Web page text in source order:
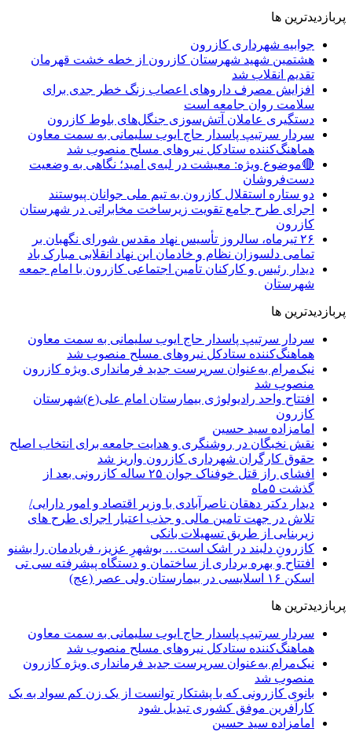
پربازدیدترین ها
جوابیه شهرداری کازرون
هشتمین شهید شهرستان کازرون از خطه خشت قهرمان
تقدیم انقلاب شد
افزایش مصرف داروهای اعصاب زنگ خطر جدی برای
سلامت روان جامعه است
دستگیری عاملان آتش‌سوزی جنگل‌های بلوط کازرون
سردار سرتیپ پاسدار حاج ایوب سلیمانی به سمت معاون
هماهنگ‌کننده ستادکل نیروهای مسلح منصوب شد
🔴موضوع ویژه: معیشت در لبه‌ی امید؛ نگاهی به وضعیت
دست‌فروشان
دو ستاره استقلال کازرون به تیم ملی جوانان پیوستند
اجرای طرح جامع تقویت زیرساخت مخابراتی در شهرستان
کازرون
۲۶ تیرماه، سالروز تأسیس نهاد مقدس شورای نگهبان بر
تمامی دلسوزان نظام و خادمان این نهاد انقلابی مبارک باد
دیدار رئیس و کارکنان تأمین اجتماعی کازرون با امام جمعه
شهرستان
پربازدیدترین ها
سردار سرتیپ پاسدار حاج ایوب سلیمانی به سمت معاون
هماهنگ‌کننده ستادکل نیروهای مسلح منصوب شد
نیک‌مرام به‌عنوان سرپرست جدید فرمانداری ویژه کازرون
منصوب شد
افتتاح واحد رادیولوژی بیمارستان امام علی(ع)شهرستان
کازرون
امامزاده سید حسین
نقش نخبگان در روشنگری و هدایت‌ جامعه برای انتخاب اصلح
حقوق کارگران شهرداری کازرون واریز شد
افشای راز قتل خوفناک جوان ۲۵ ساله کازرونی بعد از
گذشت ۵ماه
دیدار دکتر دهقان ناصرآبادی با وزیر اقتصاد و امور دارایی/
تلاش در جهت تامین مالی و جذب اعتبار اجرای طرح های
زیربنایی از طریق تسهیلات بانکی
کازرونِ دلبند در اشک است… بوشهرِ عزیز، فریادمان را بشنو
افتتاح و بهره برداری از ساختمان و دستگاه پیشرفته سی تی
اسکن ۱۶ اسلایسی در بیمارستان ولی عصر (عج)
پربازدیدترین ها
سردار سرتیپ پاسدار حاج ایوب سلیمانی به سمت معاون
هماهنگ‌کننده ستادکل نیروهای مسلح منصوب شد
نیک‌مرام به‌عنوان سرپرست جدید فرمانداری ویژه کازرون
منصوب شد
بانوی کازرونی که با پشتکار توانست از یک زن کم سواد به یک
کارآفرین موفق کشوری تبدیل شود
امامزاده سید حسین